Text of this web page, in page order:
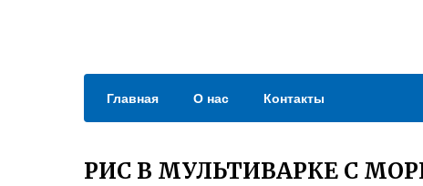
Главная О нас Контакты
РИС В МУЛЬТИВАРКЕ С